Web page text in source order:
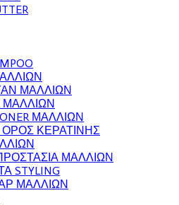
ΜΑΛΛΙΩΝ
ΜΑΛΛΙΩΝ
ΟΡΟΣ ΚΕΡΑΤΙΝΗΣ
ΜΑΛΛΙΩΝ
STYLING
ΜΑΛΛΙΩΝ